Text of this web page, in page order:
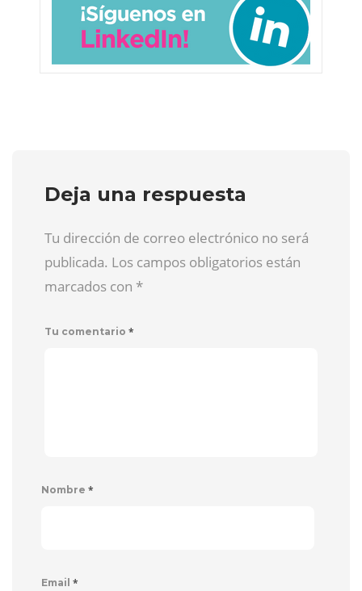
Deja una respuesta
Tu dirección de correo electrónico no será
publicada. Los campos obligatorios están
marcados con *
Tu comentario *
Nombre *
Email *